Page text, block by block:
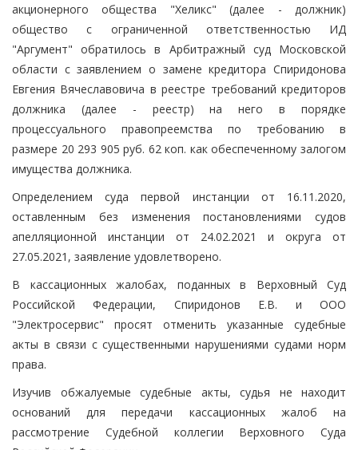
акционерного общества "Хеликс" (далее - должник)
общество с ограниченной ответственностью ИД
"Аргумент" обратилось в Арбитражный суд Московской
области с заявлением о замене кредитора Спиридонова
Евгения Вячеславовича в реестре требований кредиторов
должника (далее - реестр) на него в порядке
процессуального правопреемства по требованию в
размере 20 293 905 руб. 62 коп. как обеспеченному залогом
имущества должника.
Определением суда первой инстанции от 16.11.2020,
оставленным без изменения постановлениями судов
апелляционной инстанции от 24.02.2021 и округа от
27.05.2021, заявление удовлетворено.
В кассационных жалобах, поданных в Верховный Суд
Российской Федерации, Спиридонов Е.В. и ООО
"Электросервис" просят отменить указанные судебные
акты в связи с существенными нарушениями судами норм
права.
Изучив обжалуемые судебные акты, судья не находит
оснований для передачи кассационных жалоб на
рассмотрение Судебной коллегии Верховного Суда